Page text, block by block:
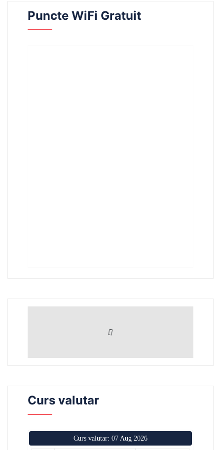
Puncte WiFi Gratuit
Curs valutar
Curs valutar: 07 Aug 2026